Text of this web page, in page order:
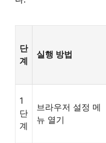
단
계
실행 방법
1
단
계
브라우저 설정 메
뉴 열기